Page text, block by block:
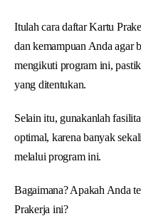
Itulah cara daftar Kartu
dan kemampuan Anda agar
mengikuti program ini,
yang ditentukan.
Selain itu, gunakanlah
optimal, karena banyak
melalui program ini.
Bagaimana? Apakah Anda
Prakerja ini?